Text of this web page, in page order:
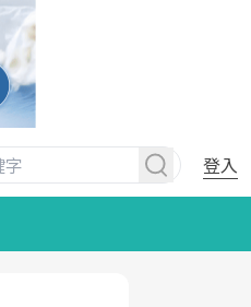
登入